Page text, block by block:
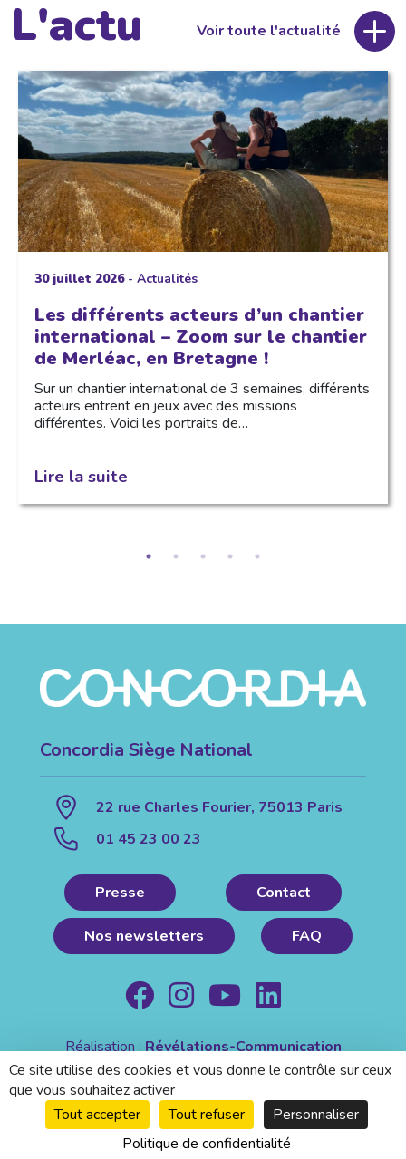
L'actu Voir toute l'actualité
30 juillet 2026- Actualités
Les différents acteurs d’un chantier
international – Zoom sur le chantier
de Merléac, en Bretagne !
Sur un chantier international de 3 semaines, différents
acteurs entrent en jeux avec des missions
différentes. Voici les portraits de…
Lire la suite
Concordia Siège National
22 rue Charles Fourier, 75013 Paris
01 45 23 00 23
Presse Contact
Nos newsletters FAQ
Réalisation :Révélations-Communication
Mentions légales| Politique de confidentialité
Ce site utilise des cookies et vous donne le contrôle sur ceux
que vous souhaitez activer
Tout accepter
Tout refuser
Personnaliser
Politique de confidentialité